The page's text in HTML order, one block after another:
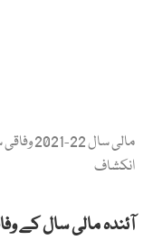
انکشاف
آئندہ مالی سال کے